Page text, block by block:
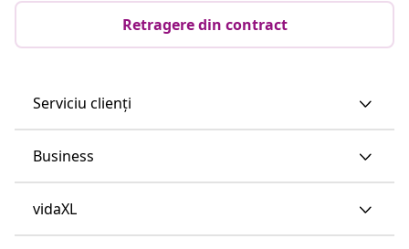
Retragere din contract
Serviciu clienți
Business
vidaXL